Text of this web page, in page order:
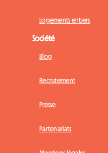
Logements entiers
Société
Blog
Recrutement
Presse
Partenariats